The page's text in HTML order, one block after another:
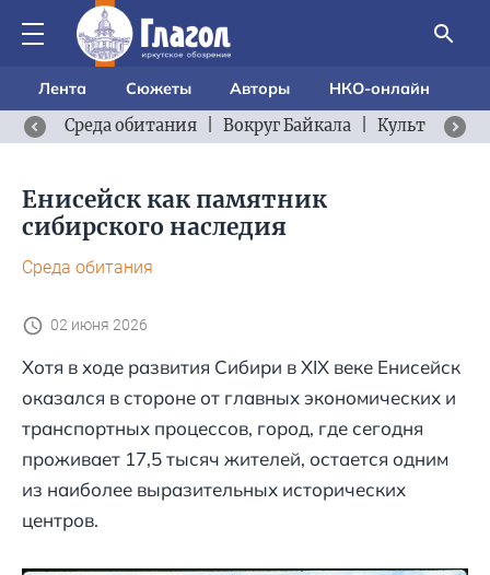
Лента Сюжеты Авторы
НКО-онлайн
Среда обитания
Вокруг Байкала Культурный
Енисейск как памятник
сибирского наследия
Среда обитания
02 июня 2026
Хотя в ходе развития Сибири в XIX веке Енисейск
оказался в стороне от главных экономических и
транспортных процессов, город, где сегодня
проживает 17,5 тысяч жителей, остается одним
из наиболее выразительных исторических
центров.